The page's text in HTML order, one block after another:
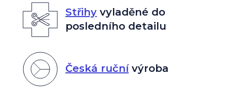
Střihyvyladěné do
posledního detailu
Česká ručnívýroba